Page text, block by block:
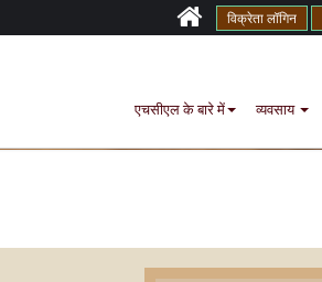
विक्रेता लॉगिन
एचसीएल के बारे में व्यवसाय